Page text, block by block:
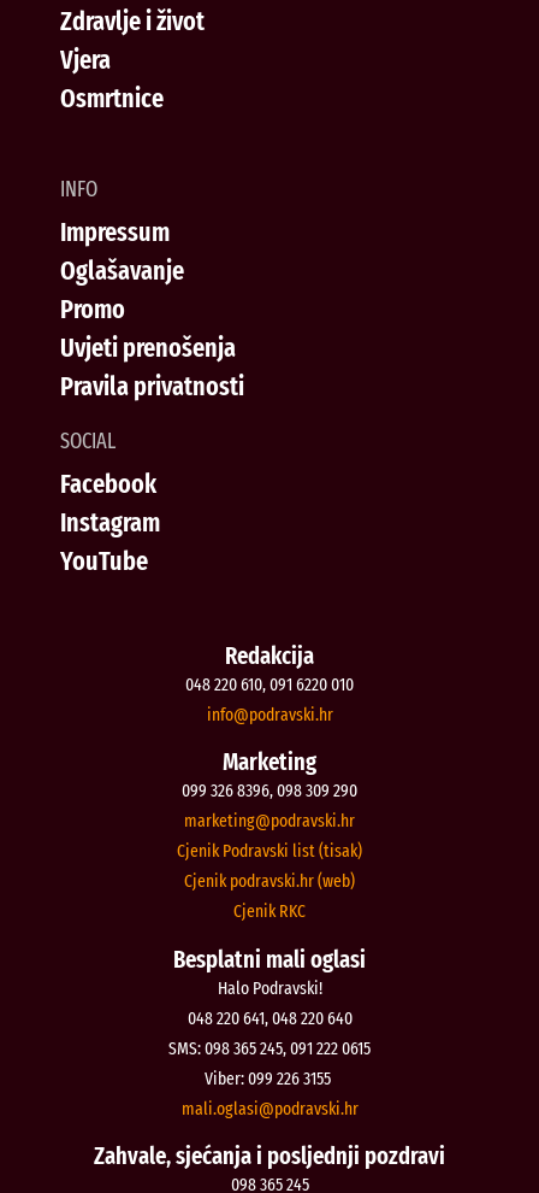
Zdravlje i život
Vjera
Osmrtnice
INFO
Impressum
Oglašavanje
Promo
Uvjeti prenošenja
Pravila privatnosti
SOCIAL
Facebook
Instagram
YouTube
Redakcija
048 220 610, 091 6220 010
rh.iksvardop
@ofni
Marketing
099 326 8396, 098 309 290
rh.iksvardop
@gnitekram
Cjenik Podravski list (tisak)
Cjenik podravski.hr (web)
Cjenik RKC
Besplatni mali oglasi
Halo Podravski!
048 220 641, 048 220 640
SMS: 098 365 245, 091 222 0615
Viber: 099 226 3155
rh.iksvardop
@isalgo.ilam
Zahvale, sjećanja i posljednji pozdravi
098 365 245